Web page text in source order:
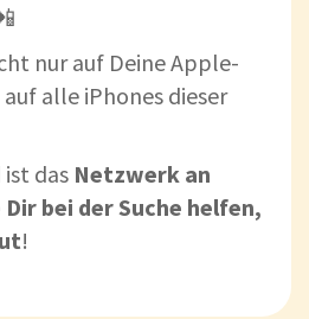
nur auf Deine Apple-
alle iPhones dieser
das Netzwerk an
bei der Suche helfen,
!